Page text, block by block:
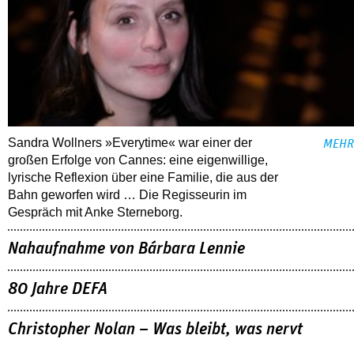
Sandra Wollners »Everytime« war einer der
großen Erfolge von Cannes: eine eigenwillige,
lyrische Reflexion über eine ­Familie, die aus der
Bahn geworfen wird … Die Regisseurin im
Gespräch mit Anke Sterneborg.
MEHR
Nahaufnahme von Bárbara Lennie
80 Jahre DEFA
Christopher Nolan – Was bleibt, was nervt